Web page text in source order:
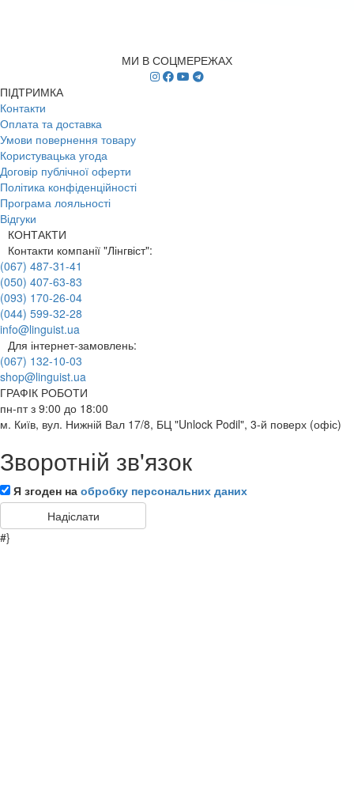
МИ В СОЦМЕРЕЖАХ
ПІДТРИМКА
Контакти
Оплата та доставка
Умови повернення товару
Користувацька угода
Договір публічної оферти
Політика конфіденційності
Програма лояльності
Відгуки
КОНТАКТИ
Контакти компанії "Лінгвіст":
(067) 487-31-41
(050) 407-63-83
(093) 170-26-04
(044) 599-32-28
info@linguist.ua
Для інтернет-замовлень:
(067) 132-10-03
shop@linguist.ua
ГРАФІК РОБОТИ
пн-пт з 9:00 до 18:00
м. Київ, вул. Нижній Вал 17/8, БЦ "Unlock Podil", 3-й поверх (офіс)
Зворотній зв'язок
Я згоден на обробку персональних даних
#}